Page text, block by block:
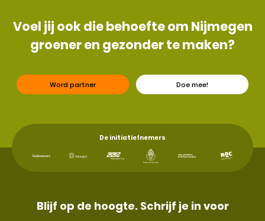
Voel jij ook die behoefte om Nijmegen
groener en gezonder te maken?
Word partner Doe mee!
De initiatiefnemers
Blijf op de hoogte. Schrijf je in voor